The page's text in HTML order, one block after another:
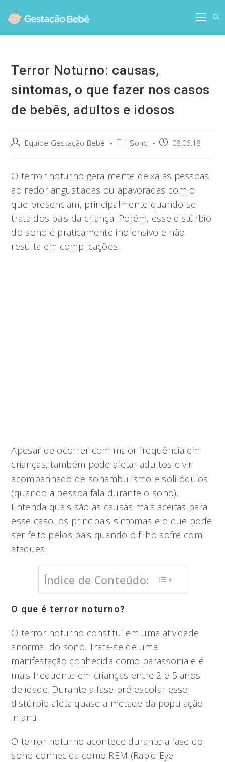
to
content
Terror Noturno: causas,
sintomas, o que fazer nos casos
de bebês, adultos e idosos
PostEquipe Gestação Bebê
PostSono
Post08.06.18
O terror noturno geralmente deixa as pessoas
ao redor angustiadas ou apavoradas com o
que presenciam, principalmente quando se
trata dos pais da criança. Porém, esse distúrbio
do sono é praticamente inofensivo e não
resulta em complicações.
Apesar de ocorrer com maior frequência em
crianças, também pode afetar adultos e vir
acompanhado de sonambulismo e solilóquios
(quando a pessoa fala durante o sono).
Entenda quais são as causas mais aceitas para
esse caso, os principais sintomas e o que pode
ser feito pelos pais quando o filho sofre com
ataques.
Índice de Conteúdo:
O que é terror noturno?
O terror noturno constitui em uma atividade
anormal do sono. Trata-se de uma
manifestação conhecida como parassonia e é
mais frequente em crianças entre 2 e 5 anos
de idade. Durante a fase pré-escolar esse
distúrbio afeta quase a metade da população
infantil.
O terror noturno acontece durante a fase do
sono conhecida como REM (Rapid Eye